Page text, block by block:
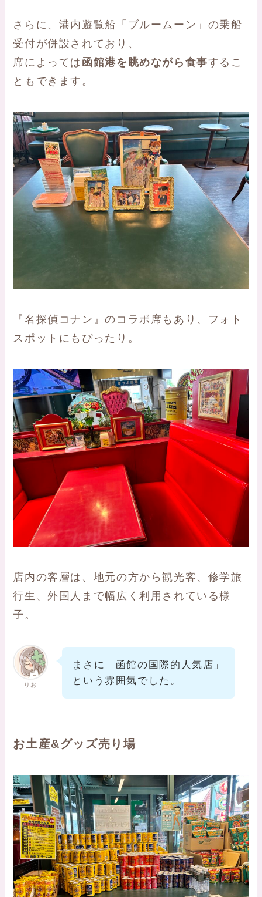
さらに、港内遊覧船「ブルームーン」の乗船
受付が併設されており、
席によっては 函館港を眺めながら食事するこ
ともできます。
『名探偵コナン』のコラボ席もあり、フォト
スポットにもぴったり。
店内の客層は、地元の方から観光客、修学旅
行生、外国人まで幅広く利用されている様
子。
りお
まさに「函館の国際的人気店」
という雰囲気でした。
お土産&グッズ売り場